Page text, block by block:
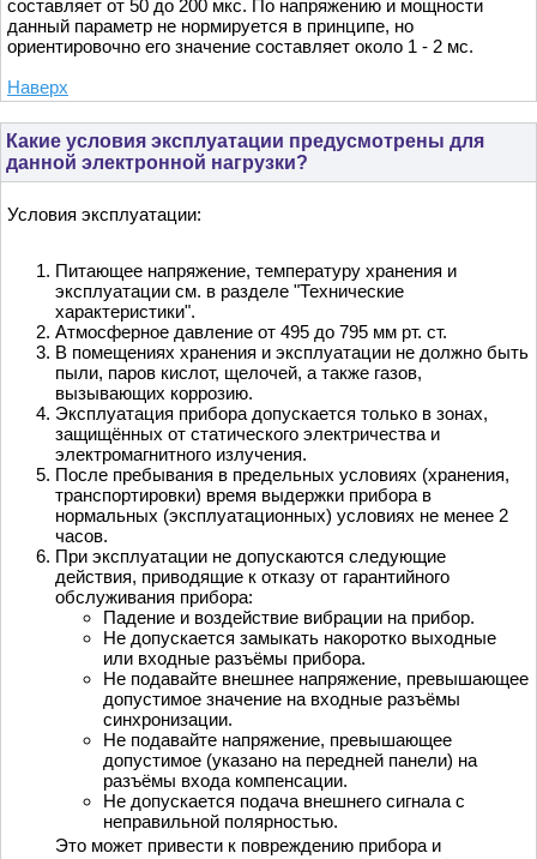
составляет от 50 до 200 мкс. По напряжению и мощности
данный параметр не нормируется в принципе, но
ориентировочно его значение составляет около 1 - 2 мс.
Наверх
Какие условия эксплуатации предусмотрены для
данной электронной нагрузки?
Условия эксплуатации:
Питающее напряжение, температуру хранения и
эксплуатации см. в разделе "Технические
характеристики".
Атмосферное давление от 495 до 795 мм рт. ст.
В помещениях хранения и эксплуатации не должно быть
пыли, паров кислот, щелочей, а также газов,
вызывающих коррозию.
Эксплуатация прибора допускается только в зонах,
защищённых от статического электричества и
электромагнитного излучения.
После пребывания в предельных условиях (хранения,
транспортировки) время выдержки прибора в
нормальных (эксплуатационных) условиях не менее 2
часов.
При эксплуатации не допускаются следующие
действия, приводящие к отказу от гарантийного
обслуживания прибора:
Падение и воздействие вибрации на прибор.
Не допускается замыкать накоротко выходные
или входные разъёмы прибора.
Не подавайте внешнее напряжение, превышающее
допустимое значение на входные разъёмы
синхронизации.
Не подавайте напряжение, превышающее
допустимое (указано на передней панели) на
разъёмы входа компенсации.
Не допускается подача внешнего сигнала с
неправильной полярностью.
Это может привести к повреждению прибора и